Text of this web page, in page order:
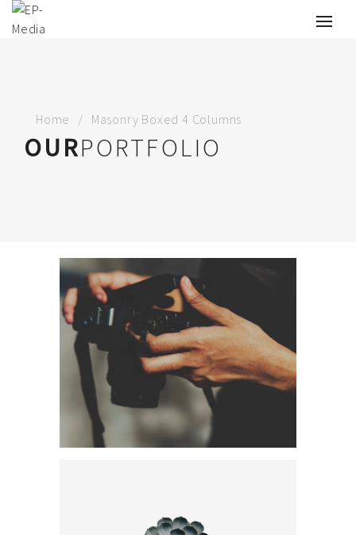
Home Masonry Boxed 4 Columns
OURPORTFOLIO